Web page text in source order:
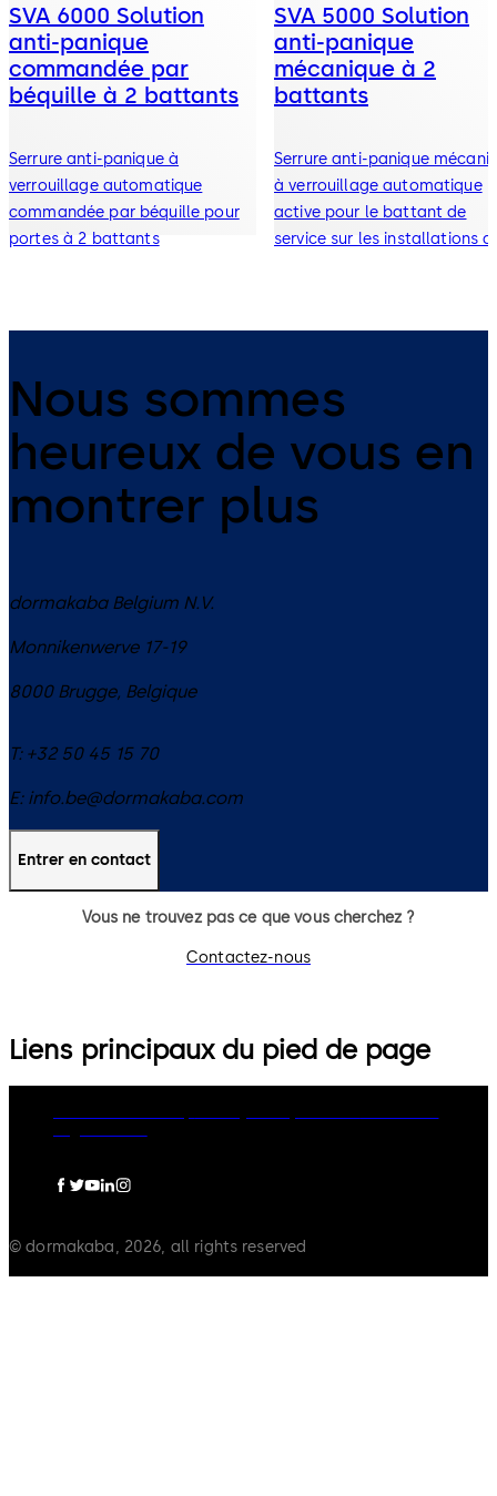
SVA 6000 Solution
anti-panique
commandée par
béquille à 2 battants
Serrure anti-panique à
verrouillage automatique
commandée par béquille pour
portes à 2 battants
SVA 5000 Solution
anti-panique
mécanique à 2
battants
Serrure anti-panique
à verrouillage automatique
active pour le battant de
service sur les installations
Nous sommes
heureux de vous en
montrer plus
dormakaba Belgium N.V.
Monnikenwerve 17-19
8000 Brugge, Belgique
T: +32 50 45 15 70
E: info.be@dormakaba.com
Entrer en contact
Vous ne trouvez pas ce que vous cherchez ?
Contactez-nous
Liens principaux du pied de page
© dormakaba, 2026, all rights reserved